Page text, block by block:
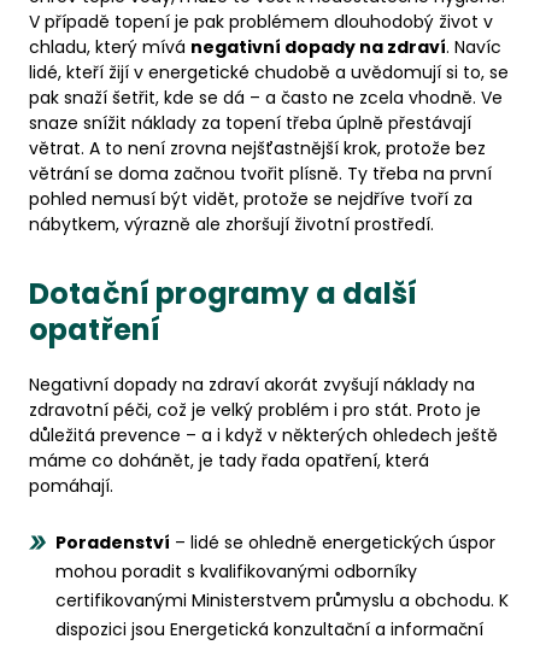
V případě topení je pak problémem dlouhodobý život v
chladu, který mívá negativní dopady na zdraví. Navíc
lidé, kteří žijí v energetické chudobě a uvědomují si to, se
pak snaží šetřit, kde se dá – a často ne zcela vhodně. Ve
snaze snížit náklady za topení třeba úplně přestávají
větrat. A to není zrovna nejšťastnější krok, protože bez
větrání se doma začnou tvořit plísně. Ty třeba na první
pohled nemusí být vidět, protože se nejdříve tvoří za
nábytkem, výrazně ale zhoršují životní prostředí.
Dotační programy a další
opatření
Negativní dopady na zdraví akorát zvyšují náklady na
zdravotní péči, což je velký problém i pro stát. Proto je
důležitá prevence – a i když v některých ohledech ještě
máme co dohánět, je tady řada opatření, která
pomáhají.
Poradenství – lidé se ohledně energetických úspor
mohou poradit s kvalifikovanými odborníky
certifikovanými Ministerstvem průmyslu a obchodu. K
dispozici jsou Energetická konzultační a informační